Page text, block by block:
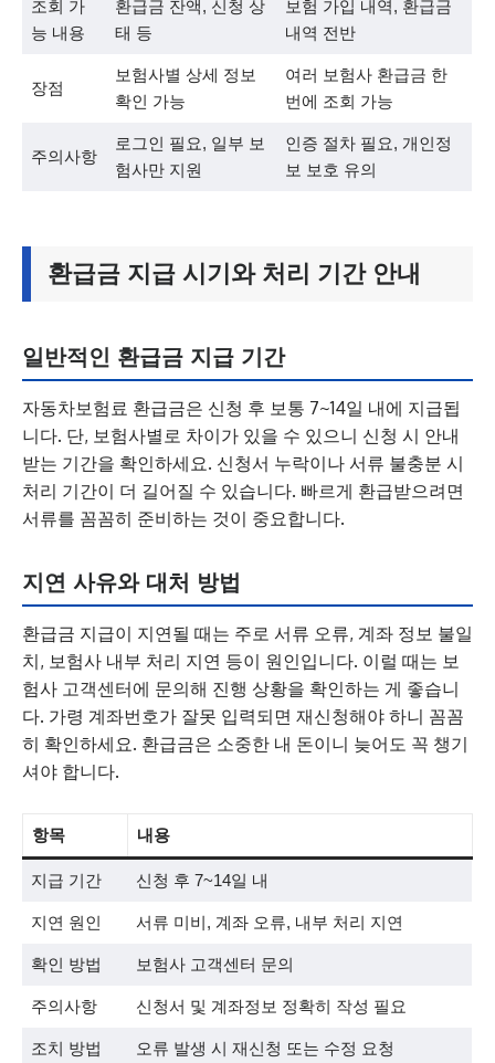
조회 가
능 내용
환급금 잔액, 신청 상
태 등
보험 가입 내역, 환급금
내역 전반
장점
보험사별 상세 정보
확인 가능
여러 보험사 환급금 한
번에 조회 가능
주의사항
로그인 필요, 일부 보
험사만 지원
인증 절차 필요, 개인정
보 보호 유의
환급금 지급 시기와 처리 기간 안내
일반적인 환급금 지급 기간
자동차보험료 환급금은 신청 후 보통 7~14일 내에 지급됩
니다. 단, 보험사별로 차이가 있을 수 있으니 신청 시 안내
받는 기간을 확인하세요. 신청서 누락이나 서류 불충분 시
처리 기간이 더 길어질 수 있습니다. 빠르게 환급받으려면
서류를 꼼꼼히 준비하는 것이 중요합니다.
지연 사유와 대처 방법
환급금 지급이 지연될 때는 주로 서류 오류, 계좌 정보 불일
치, 보험사 내부 처리 지연 등이 원인입니다. 이럴 때는 보
험사 고객센터에 문의해 진행 상황을 확인하는 게 좋습니
다. 가령 계좌번호가 잘못 입력되면 재신청해야 하니 꼼꼼
히 확인하세요. 환급금은 소중한 내 돈이니 늦어도 꼭 챙기
셔야 합니다.
항목 내용
지급 기간 신청 후 7~14일 내
지연 원인 서류 미비, 계좌 오류, 내부 처리 지연
확인 방법 보험사 고객센터 문의
주의사항 신청서 및 계좌정보 정확히 작성 필요
조치 방법 오류 발생 시 재신청 또는 수정 요청